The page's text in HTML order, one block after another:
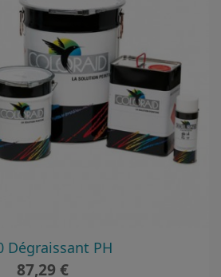
Dégraissant PH
Prix
87,29 €